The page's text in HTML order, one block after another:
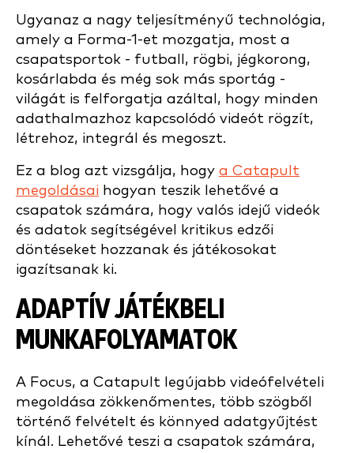
Ugyanaz a nagy teljesítményű technológia,
amely a Forma-1-et mozgatja, most a
csapatsportok - futball, rögbi, jégkorong,
kosárlabda és még sok más sportág -
világát is felforgatja azáltal, hogy minden
adathalmazhoz kapcsolódó videót rögzít,
létrehoz, integrál és megoszt.
Ez a blog azt vizsgálja, hogy a Catapult
megoldásai hogyan teszik lehetővé a
csapatok számára, hogy valós idejű videók
és adatok segítségével kritikus edzői
döntéseket hozzanak és játékosokat
igazítsanak ki.
ADAPTÍV JÁTÉKBELI
MUNKAFOLYAMATOK
A Focus, a Catapult legújabb videófelvételi
megoldása zökkenőmentes, több szögből
történő felvételt és könnyed adatgyűjtést
kínál. Lehetővé teszi a csapatok számára,